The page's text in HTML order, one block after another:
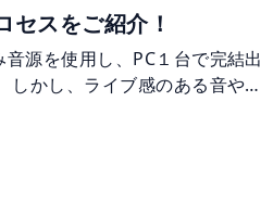
セスをご紹介！
源を使用し、PC１台で完結出
しかし、ライブ感のある音や実
奥行き、打ち込み音源だけで
をご紹介します。